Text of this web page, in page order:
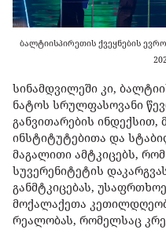
ბალტიისპირეთის ქვეყნების
სინამდვილეში კი,
ნატოს სრულფასოვანი
განვითარების
ინსტიტუტებითა და
მაგალითი ამტკიცებს,
სუვერენიტეტის
განმტკიცებას,
მოქალაქეთა
რეალობას, რომელსაც